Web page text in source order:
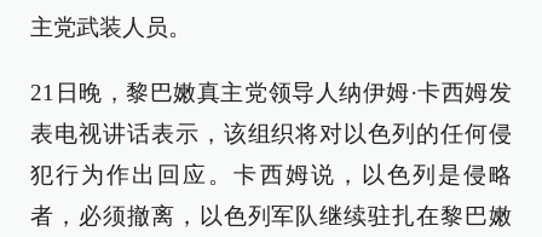
主党武装人员。
21日晚，黎巴嫩真主党领导人纳伊姆·卡西姆发
表电视讲话表示，该组织将对以色列的任何侵
犯行为作出回应。卡西姆说，以色列是侵略
者，必须撤离，以色列军队继续驻扎在黎巴嫩